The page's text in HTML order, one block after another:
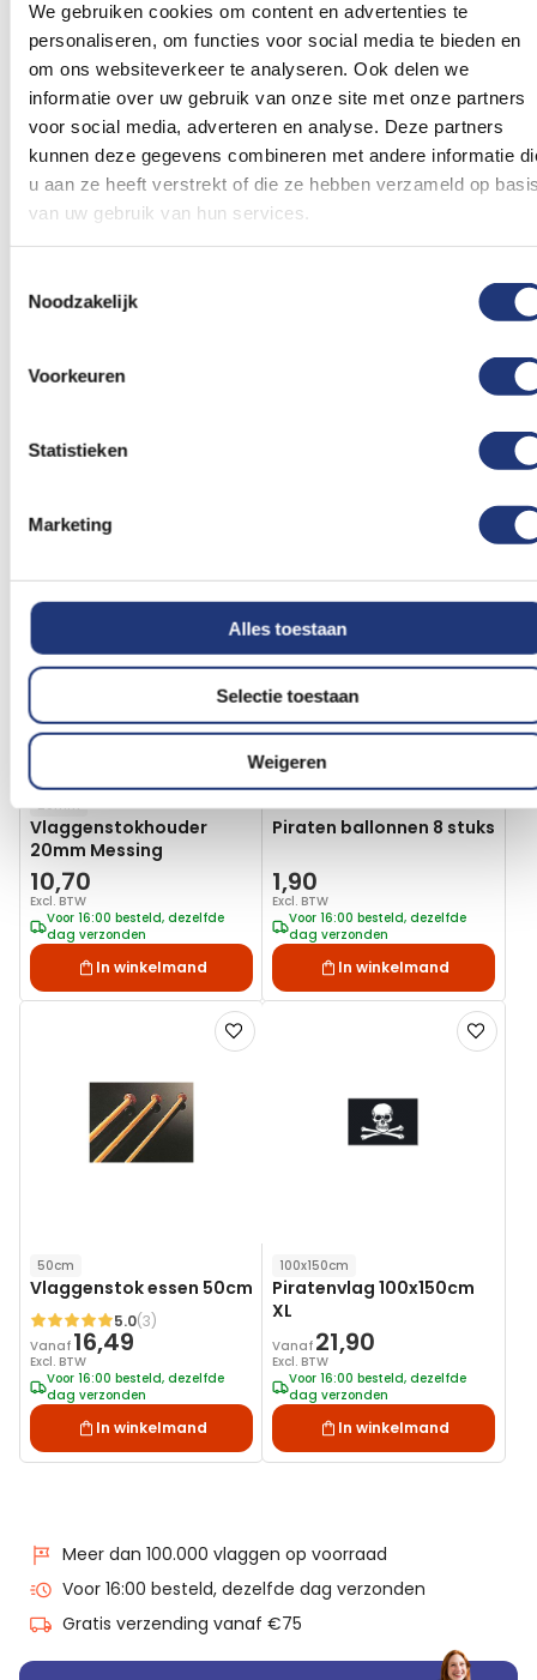
We gebruiken cookies om content en advertenties te
personaliseren, om functies voor social media te bieden en
om ons websiteverkeer te analyseren. Ook delen we
informatie over uw gebruik van onze site met onze partners
voor social media, adverteren en analyse. Deze partners
kunnen deze gegevens combineren met andere informatie
u aan ze heeft verstrekt of die ze hebben verzameld op
van uw gebruik van hun services.
Noodzakelijk
Voorkeuren
Statistieken
Marketing
Alles toestaan
Selectie toestaan
Weigeren
Voeg
toe
aan
verlanglijst
Pirate Girls Rule
Piratenvlag 70x100cm
Excl. BTW
Voor 16:00 besteld, dezelfde
Voeg
toe
aan
toe
verlanglijst
20mm
Vlaggenstokhouder
20mm Messing
10,70
Excl. BTW
Voor 16:00 besteld, dezelfde
dag verzonden
In winkelmand
toe
Piraten ballonnen 8 stuks
1,90
Excl. BTW
Voor 16:00 besteld, dezelfde
dag verzonden
In winkelmand
Voeg
toe
50cm
Vlaggenstok essen 50cm
Waardering:
5.0(3)
Vanaf 16,49
Excl. BTW
Voor 16:00 besteld, dezelfde
dag verzonden
In winkelmand
Voeg
toe
100x150cm
Piratenvlag 100x150cm
XL
Vanaf 21,90
Excl. BTW
Voor 16:00 besteld, dezelfde
dag verzonden
In winkelmand
Meer dan 100.000 vlaggen op voorraad
Voor 16:00 besteld, dezelfde dag verzonden
Gratis verzending vanaf €75